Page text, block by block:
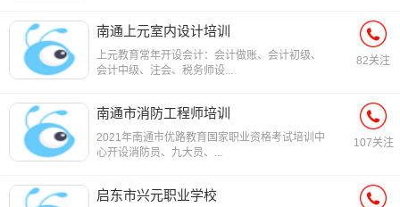
南通上元室内设计培训
上元教育常年开设会计：会计做账、会计初级、
会计中级、注会、税务师设...
82关注
南通市消防工程师培训
2021年南通市优路教育国家职业资格考试培训中
心开设消防员、九大员、...
107关注
启东市兴元职业学校